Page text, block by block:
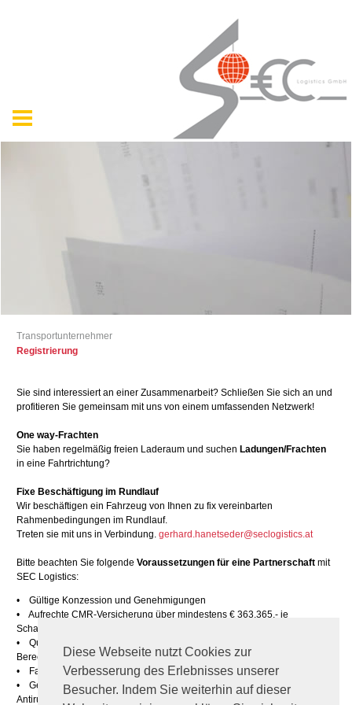
Diese Webseite nutzt Cookies zur
Verbesserung des Erlebnisses unserer
Besucher. Indem Sie weiterhin auf dieser
Transportunternehmer
Registrierung
Sie sind interessiert an einer Zusammenarbeit? Schließen Sie sich an und
profitieren Sie gemeinsam mit uns von einem umfassenden Netzwerk!
One way-Frachten
Sie haben regelmäßig freien Laderaum und suchen Ladungen/Frachten
in eine Fahrtrichtung?
Fixe Beschäftigung im Rundlauf
Wir beschäftigen ein Fahrzeug von Ihnen zu fix vereinbarten
Rahmenbedingungen im Rundlauf.
Treten sie mit uns in Verbindung. gerhard.hanetseder@seclogistics.at
Bitte beachten Sie folgende Voraussetzungen für eine Partnerschaft mit
SEC Logistics:
• Gültige Konzession und Genehmigungen
• Aufrechte CMR-Versicherung über mindestens € 363.365,- je
Schadensereignis
• Qualifiziertes Fahrpersonal mit entsprechenden Erlaubnissen und
Berechtigungen
• Fahrzeuge in einwandfreiem Zustand
• Geeignete Ladungssicherungsmittel (Spanngurte, Kantenschoner,
Antirutschmatten)